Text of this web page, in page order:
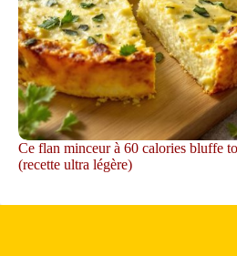
Ce flan minceur à 60 calories bluffe
(recette ultra légère)